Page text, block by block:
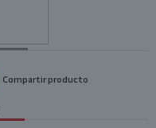
Compartir producto